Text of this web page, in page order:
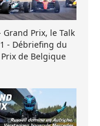
Grand Prix, le Talk
- Débriefing du
de Belgique